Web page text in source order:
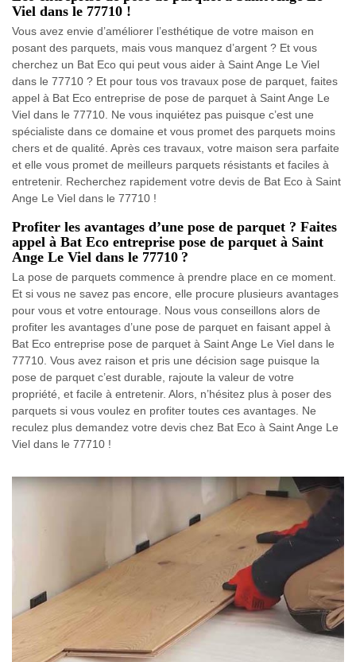
Viel dans le 77710 !
Vous avez envie d’améliorer l’esthétique de votre maison en
posant des parquets, mais vous manquez d’argent ? Et vous
cherchez un Bat Eco qui peut vous aider à Saint Ange Le Viel
dans le 77710 ? Et pour tous vos travaux pose de parquet, faites
appel à Bat Eco entreprise de pose de parquet à Saint Ange Le
Viel dans le 77710. Ne vous inquiétez pas puisque c’est une
spécialiste dans ce domaine et vous promet des parquets moins
chers et de qualité. Après ces travaux, votre maison sera parfaite
et elle vous promet de meilleurs parquets résistants et faciles à
entretenir. Recherchez rapidement votre devis de Bat Eco à Saint
Ange Le Viel dans le 77710 !
Profiter les avantages d’une pose de parquet ? Faites
appel à Bat Eco entreprise pose de parquet à Saint
Ange Le Viel dans le 77710 ?
La pose de parquets commence à prendre place en ce moment.
Et si vous ne savez pas encore, elle procure plusieurs avantages
pour vous et votre entourage. Nous vous conseillons alors de
profiter les avantages d’une pose de parquet en faisant appel à
Bat Eco entreprise pose de parquet à Saint Ange Le Viel dans le
77710. Vous avez raison et pris une décision sage puisque la
pose de parquet c’est durable, rajoute la valeur de votre
propriété, et facile à entretenir. Alors, n’hésitez plus à poser des
parquets si vous voulez en profiter toutes ces avantages. Ne
reculez plus demandez votre devis chez Bat Eco à Saint Ange Le
Viel dans le 77710 !